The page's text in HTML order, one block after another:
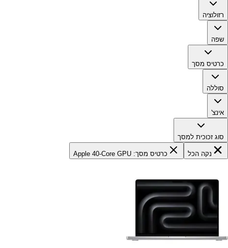
רזולוציה
שפה
כרטיס מסך
סוללה
אינצ'
סוג זכוכית למסך
נקה הכל כרטיס מסך: Apple 40-Core GPU